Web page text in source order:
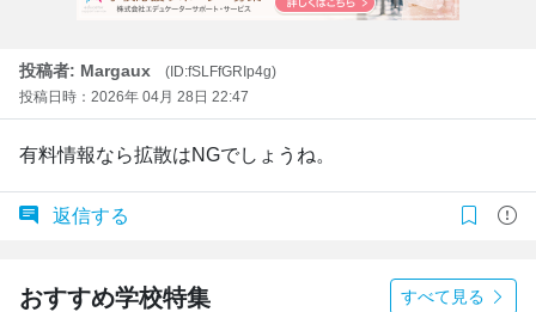
投稿者: Margaux
(ID:fSLFfGRIp4g)
投稿日時：2026年 04月 28日 22:47
有料情報なら拡散はNGでしょうね。
返信する
おすすめ学校特集 すべて見る